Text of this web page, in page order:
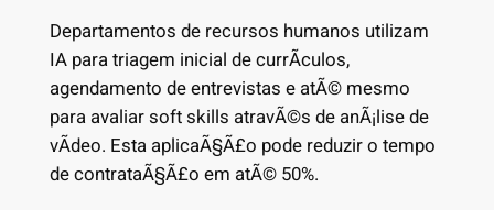
Departamentos de recursos humanos utilizam
IA para triagem inicial de currÃ­culos,
agendamento de entrevistas e atÃ© mesmo
para avaliar soft skills atravÃ©s de anÃ¡lise de
vÃ­deo. Esta aplicaÃ§Ã£o pode reduzir o tempo
de contrataÃ§Ã£o em atÃ© 50%.